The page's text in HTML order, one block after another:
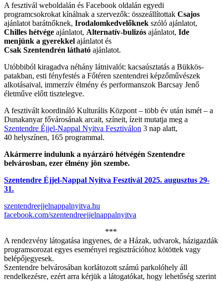
A fesztivál weboldalán és Facebook oldalán egyedi
programcsokrokat kínálnak a szervezők: összeállítottak Csajos
ajánlatot barátnőknek, Irodalomkedvelőknek szóló ajánlatot,
Chilles hétvége ajánlatot, Alternatív-bulizós ajánlatot, Ide
menjünk a gyerekkel ajánlatot és
Csak Szentendrén látható ajánlatot.
Utóbbiból kiragadva néhány látnivalót: kacsaúsztatás a Bükkös-
patakban, esti fényfestés a Főtéren szentendrei képzőművészek
alkotásaival, immerzív élmény és performanszok Barcsay Jenő
életműve előtt tisztelegve.
A fesztivált koordináló Kulturális Központ – több év után ismét – a
Dunakanyar fővárosának arcait, színeit, ízeit mutatja meg a
Szentendre Éjjel-Nappal Nyitva Fesztiválon 3 nap alatt,
40 helyszínen, 165 programmal.
Akármerre indulunk a nyárzáró hétvégén Szentendre
belvárosban, ezer élmény jön szembe.
Szentendre Éjjel-Nappal Nyitva Fesztivál 2025. augusztus 29-
31.
szentendreejjelnappalnyitva.hu
facebook.com/szentendreejjelnappalnyitva
***
A rendezvény látogatása ingyenes, de a Házak, udvarok, házigazdák
programsorozat egyes eseményei regisztrációhoz kötöttek vagy
belépőjegyesek.
Szentendre belvárosában korlátozott számú parkolóhely áll
rendelkezésre, ezért arra kérjük a látogatókat, hogy lehetőség szerint